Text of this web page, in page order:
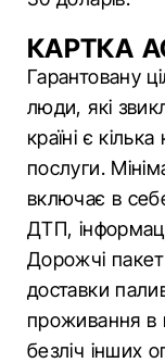
КАРТКА
Гарантовану
люди, які
країні є
послуги.
включає в
ДТП,
Дорожчі
доставки
проживання в
безліч інших